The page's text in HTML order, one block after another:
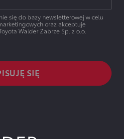
się do bazy newsletterowej w celu
oraz akceptuje
Walder Zabrze Sp. z o.o.